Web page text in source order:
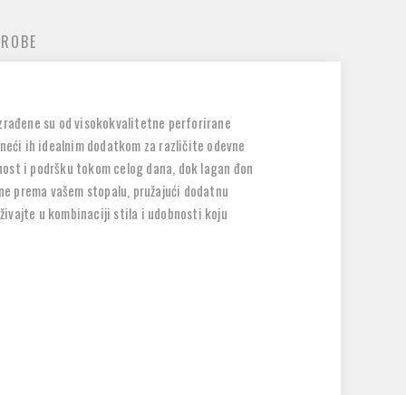
su od visokokvalitetne perforirane
ih idealnim dodatkom za različite odevne
i podršku tokom celog dana, dok lagan đon
prema vašem stopalu, pružajući dodatnu
u kombinaciji stila i udobnosti koju